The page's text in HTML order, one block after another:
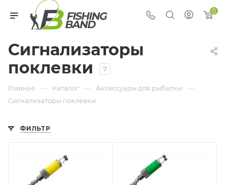
0
Сигнализаторы
поклевки
7
Главная — Каталог — Аксессуары для рыбалки —
Сигнализаторы поклевки
ФИЛЬТР